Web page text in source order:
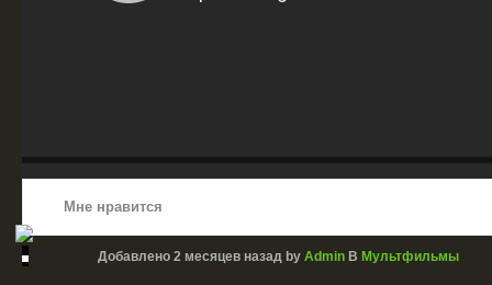
Мне нравится
Добавлено 2 месяцев назадby AdminВ Мультфильмы